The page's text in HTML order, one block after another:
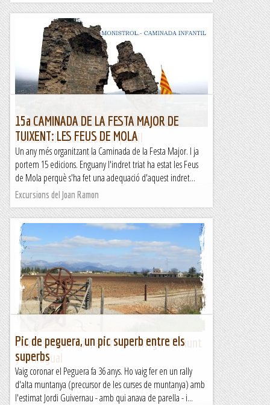
Monistrol.- Caminada Infantil
&nb...
Kimisades
15a CAMINADA DE LA FESTA MAJOR DE
TUIXENT: LES FEUS DE MOLA
Un any més organitzant la Caminada de la Festa Major. I ja
portem 15 edicions. Enguany l'indret triat ha estat les Feus
de Mola perquè s'ha fet una adequació d'aquest indret...
Excursions del Joan Ramon
Camins de Biniali, entre la Garriga d’Amunt
y Biniagual
TrailRunningMallorca – Correr por la isla de Mallorca
Pic de peguera, un pic superb entre els
superbs
Vaig coronar el Peguera fa 36 anys. Ho vaig fer en un rally
d'alta muntanya (precursor de les curses de muntanya) amb
l'estimat Jordi Guivernau - amb qui anava de parella - i...